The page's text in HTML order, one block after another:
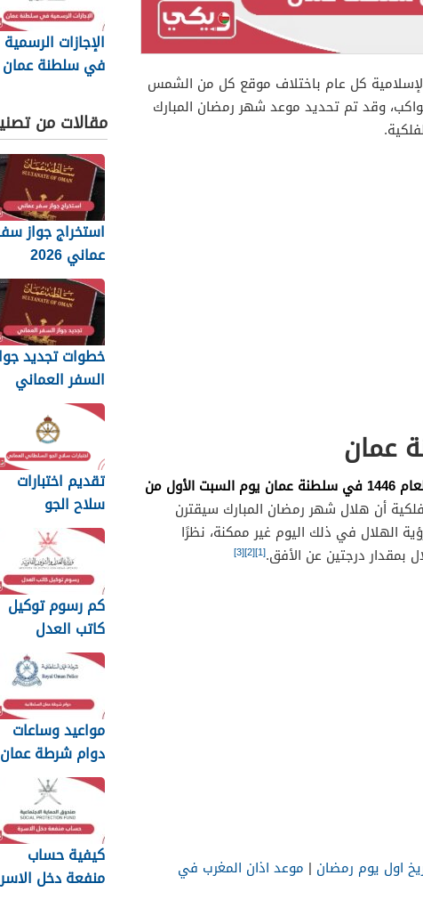
كل عام باختلاف موقع كل من الشمس
وقد تم تحديد موعد شهر رمضان المبارك
عمان
يوافق أول يوم من أيام شهر رمضان المبارك لعام 1446 في سلطنة عمان يوم السبت الأول من
أن هلال شهر رمضان المبارك سيقترن
2025، وستكون رؤية الهلال في ذلك اليوم غير ممكنة، نظرًا
بمقدار درجتين عن الأفق.[1]
[2]
[3]
اول يوم رمضان | موعد اذان المغرب في
الإجازات الرسمية
في سلطنة عمان
مقالات من
استخراج جواز
عماني 2026
المتطلبات التي
يجب أن تعرفها
خطوات تجديد
السفر العماني
2026: الرسوم
والمستندات
المطلوبة
تقديم اختبارات
سلاح الجو
السلطاني
2026
كم رسوم توكيل
كاتب العدل
سلطنة عمان 2026
مواعيد وساعات
دوام شرطة عمان
السلطانية 2026
كيفية حساب
منفعة دخل